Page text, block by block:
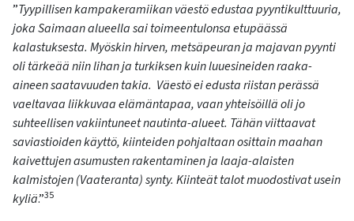
”Tyypillisen kampakeramiikan väestö edustaa pyyntikulttuuria,
joka Saimaan alueella sai toimeentulonsa etupäässä
kalastuksesta. Myöskin hirven, metsäpeuran ja majavan pyynti
oli tärkeää niin lihan ja turkiksen kuin luuesineiden raaka-
aineen saatavuuden takia. Väestö ei edusta riistan perässä
vaeltavaa liikkuvaa elämäntapaa, vaan yhteisöillä oli jo
suhteellisen vakiintuneet nautinta-alueet. Tähän viittaavat
saviastioiden käyttö, kiinteiden pohjaltaan osittain maahan
kaivettujen asumusten rakentaminen ja laaja-alaisten
kalmistojen (Vaateranta) synty. Kiinteät talot muodostivat usein
kyliä.”35